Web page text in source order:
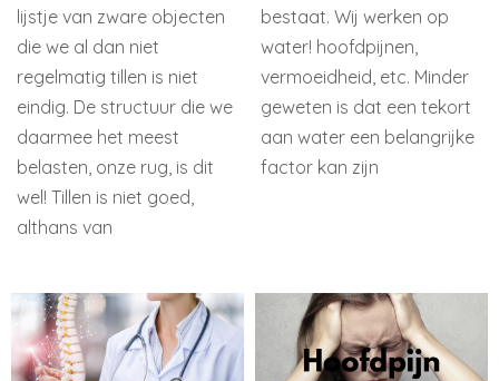
lijstje van zware objecten
die we al dan niet
regelmatig tillen is niet
eindig. De structuur die we
daarmee het meest
belasten, onze rug, is dit
wel! Tillen is niet goed,
althans van
bestaat. Wij werken op
water! hoofdpijnen,
vermoeidheid, etc. Minder
geweten is dat een tekort
aan water een belangrijke
factor kan zijn